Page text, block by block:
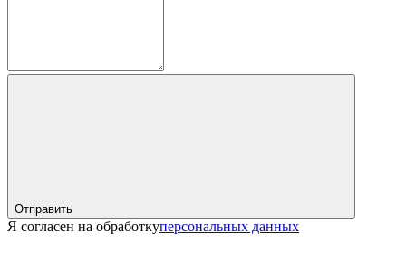
Отправить
Я согласен на обработкуперсональных данных